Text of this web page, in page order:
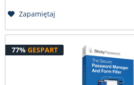
Zapamiętaj
77% GESPART